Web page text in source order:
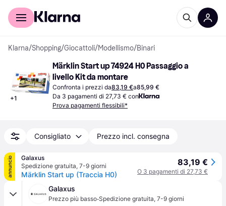
Per il tuo shopping
Klarna/Shopping/Giocattoli/Modellismo/Binari
+1
Märklin Start up 74924 H0 Passaggio a
livello Kit da montare
Confronta i prezzi da83,19 €a85,99 €
Da 3 pagamenti di 27,73 € con
Prova pagamenti flessibili*
Consigliato Prezzo incl. consegna
annuncio
Galaxus
Spedizione gratuita, 7-9 giorni
Märklin Start up (Traccia H0)
83,19 €
O 3 pagamenti di 27,73 €
Galaxus
Prezzo più basso·Spedizione gratuita, 7-9 giorni